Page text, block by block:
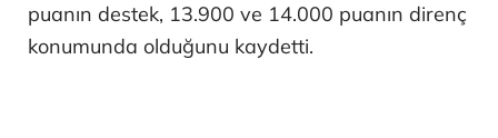
puanın destek, 13.900 ve 14.000 puanın direnç
konumunda olduğunu kaydetti.